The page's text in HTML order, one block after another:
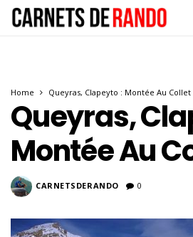
Home Queyras, Clapeyto : Montée Au Collet
Queyras,
Montée Au
CARNETSDERANDO 0